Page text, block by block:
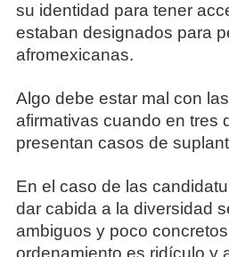
su identidad para tener
estaban designados para
afromexicanas.
Algo debe estar mal con
afirmativas cuando en tres
presentan casos de
En el caso de las
dar cabida a la diversidad
ambiguos y poco
ordenamiento es ridículo y